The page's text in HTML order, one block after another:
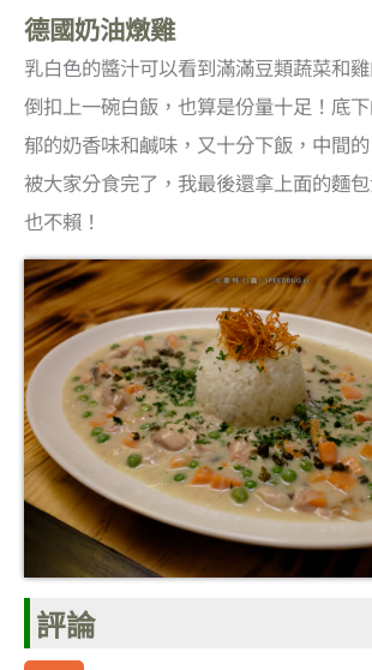
德國奶油燉雞
乳白色的醬汁可以看到滿滿豆類蔬菜和
倒扣上一碗白飯，也算是份量十足！底
郁的奶香味和鹹味，又十分下飯，中間
被大家分食完了，我最後還拿上面的麵
也不賴！
評論